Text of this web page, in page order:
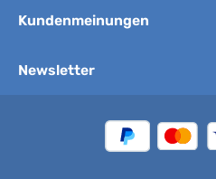
Kundenmeinungen
Newsletter